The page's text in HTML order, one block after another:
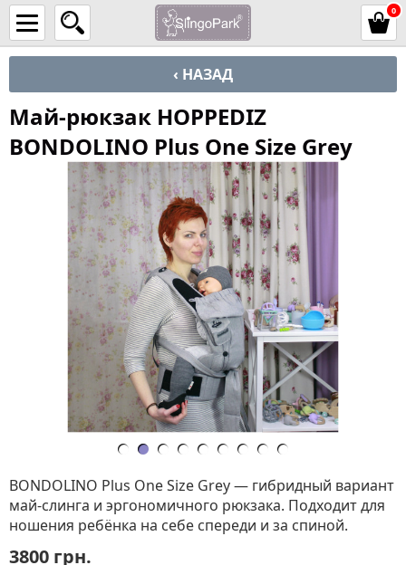
0
‹ НАЗАД
Май-рюкзак HOPPEDIZ
BONDOLINO Plus One Size Grey
BONDOLINO Plus One Size Grey — гибридный вариант
май-слинга и эргономичного рюкзака. Подходит для
ношения ребёнка на себе спереди и за спиной.
3800 грн.